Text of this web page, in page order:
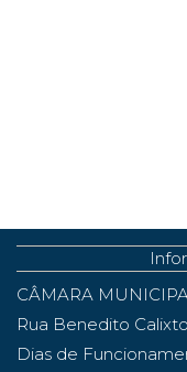
CÂMARA
Rua Benedito
Dias de